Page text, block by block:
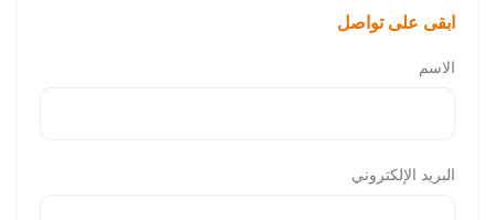
ابقى على تواصل
الاسم
البريد الإلكتروني